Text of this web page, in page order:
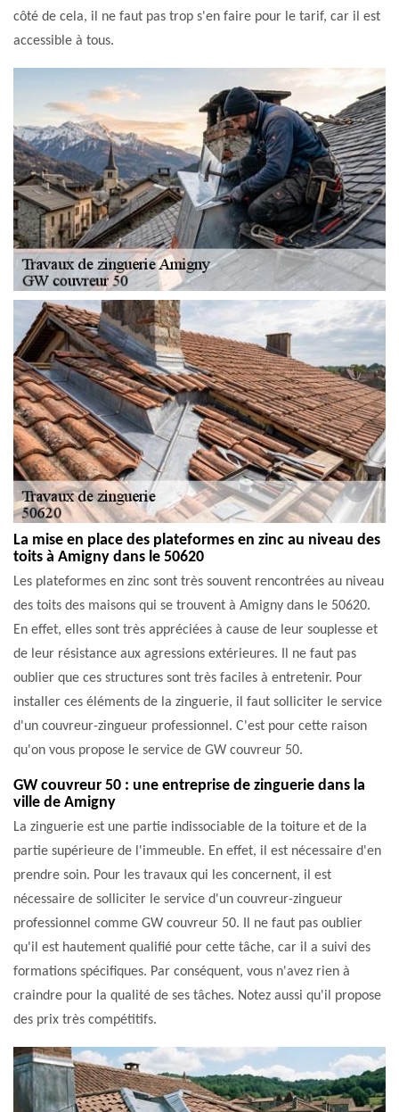
côté de cela, il ne faut pas trop s'en faire pour le tarif, car il est
accessible à tous.
La mise en place des plateformes en zinc au niveau des
toits à Amigny dans le 50620
Les plateformes en zinc sont très souvent rencontrées au niveau
des toits des maisons qui se trouvent à Amigny dans le 50620.
En effet, elles sont très appréciées à cause de leur souplesse et
de leur résistance aux agressions extérieures. Il ne faut pas
oublier que ces structures sont très faciles à entretenir. Pour
installer ces éléments de la zinguerie, il faut solliciter le service
d'un couvreur-zingueur professionnel. C'est pour cette raison
qu'on vous propose le service de GW couvreur 50.
GW couvreur 50 : une entreprise de zinguerie dans la
ville de Amigny
La zinguerie est une partie indissociable de la toiture et de la
partie supérieure de l'immeuble. En effet, il est nécessaire d'en
prendre soin. Pour les travaux qui les concernent, il est
nécessaire de solliciter le service d'un couvreur-zingueur
professionnel comme GW couvreur 50. Il ne faut pas oublier
qu'il est hautement qualifié pour cette tâche, car il a suivi des
formations spécifiques. Par conséquent, vous n'avez rien à
craindre pour la qualité de ses tâches. Notez aussi qu'il propose
des prix très compétitifs.